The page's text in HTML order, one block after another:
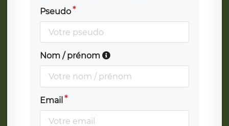
Pseudo
Nom / prénom
Email